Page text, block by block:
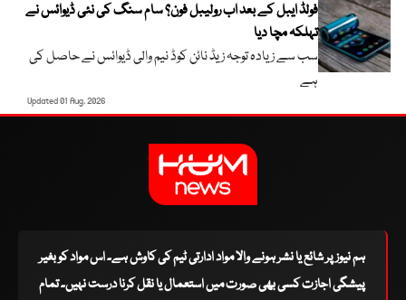
فولڈ ایبل کے بعد اب رولیبل فون؟ سام سنگ کی نئی ڈیوائس نے
تہلکہ مچا دیا
سب سے زیادہ توجہ زیڈ نائن کوڈ نیم والی ڈیوائس نے حاصل کی
ہے
Updated 01 Aug, 2026
ہم نیوز پر شائع یا نشر ہونے والا مواد ادارتی ٹیم کی کاوش ہے۔ اس مواد کو بغیر
پیشگی اجازت کسی بھی صورت میں استعمال یا نقل کرنا درست نہیں۔ تمام